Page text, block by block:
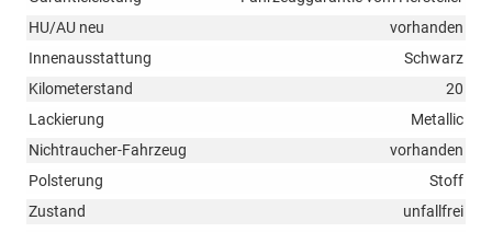
HU/AU neu
vorhanden
Innenausstattung
Schwarz
Kilometerstand
20
Lackierung
Metallic
Nichtraucher-Fahrzeug
vorhanden
Polsterung
Stoff
Zustand
unfallfrei